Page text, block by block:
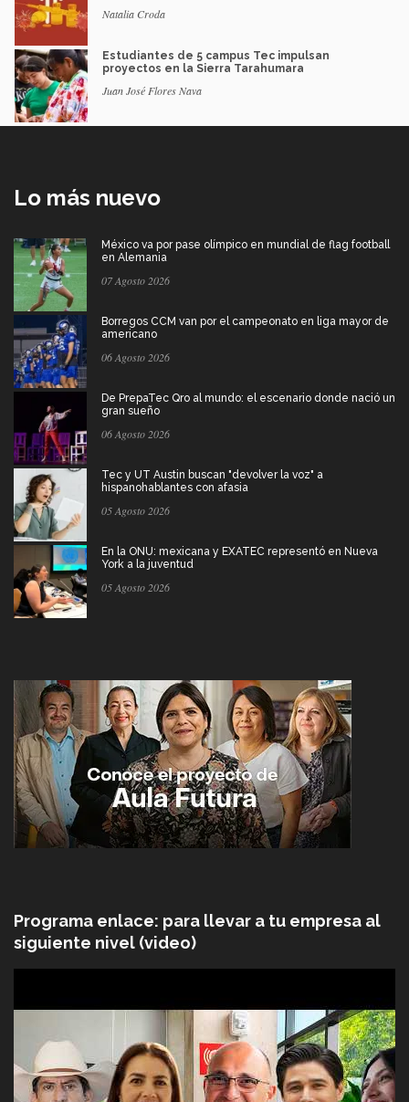
Natalia Croda
Estudiantes de 5 campus Tec impulsan
proyectos en la Sierra Tarahumara
Juan José Flores Nava
Lo más nuevo
México va por pase olímpico en mundial de flag football
en Alemania
07 Agosto 2026
Borregos CCM van por el campeonato en liga mayor de
americano
06 Agosto 2026
De PrepaTec Qro al mundo: el escenario donde nació un
gran sueño
06 Agosto 2026
Tec y UT Austin buscan "devolver la voz" a
hispanohablantes con afasia
05 Agosto 2026
En la ONU: mexicana y EXATEC representó en Nueva
York a la juventud
05 Agosto 2026
Programa enlace: para llevar a tu empresa al
siguiente nivel (video)